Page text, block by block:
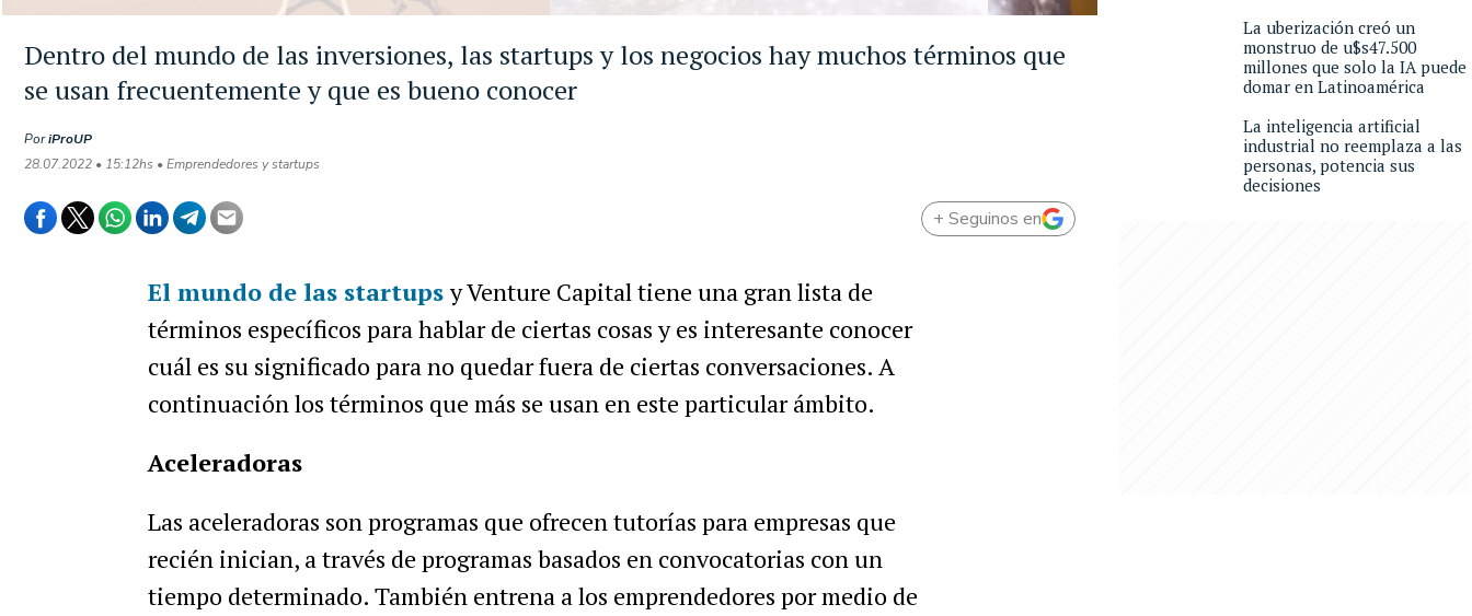
Dentro del mundo de las inversiones, las startups y los negocios hay muchos términos que
se usan frecuentemente y que es bueno conocer
PoriProUP
28.07.2022 • 15:12hs • Emprendedores y startups
+ Seguinos en
El mundo de las startupsy Venture Capital tiene una gran lista de
términos específicos para hablar de ciertas cosas y es interesante conocer
cuál es su significado para no quedar fuera de ciertas conversaciones. A
continuación los términos que más se usan en este particular ámbito.
Aceleradoras
Las aceleradoras son programas que ofrecen tutorías para empresas que
recién inician, a través de programas basados en convocatorias con un
tiempo determinado. También entrena a los emprendedores por medio de
La uberización creó un
monstruo de u$s47.500
millones que solo la IA puede
domar en Latinoamérica
La inteligencia artificial
industrial no reemplaza a las
personas, potencia sus
decisiones